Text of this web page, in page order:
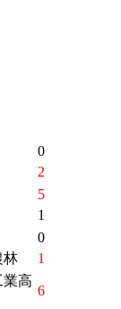
0
2
5
1
0
林 1
業高
6